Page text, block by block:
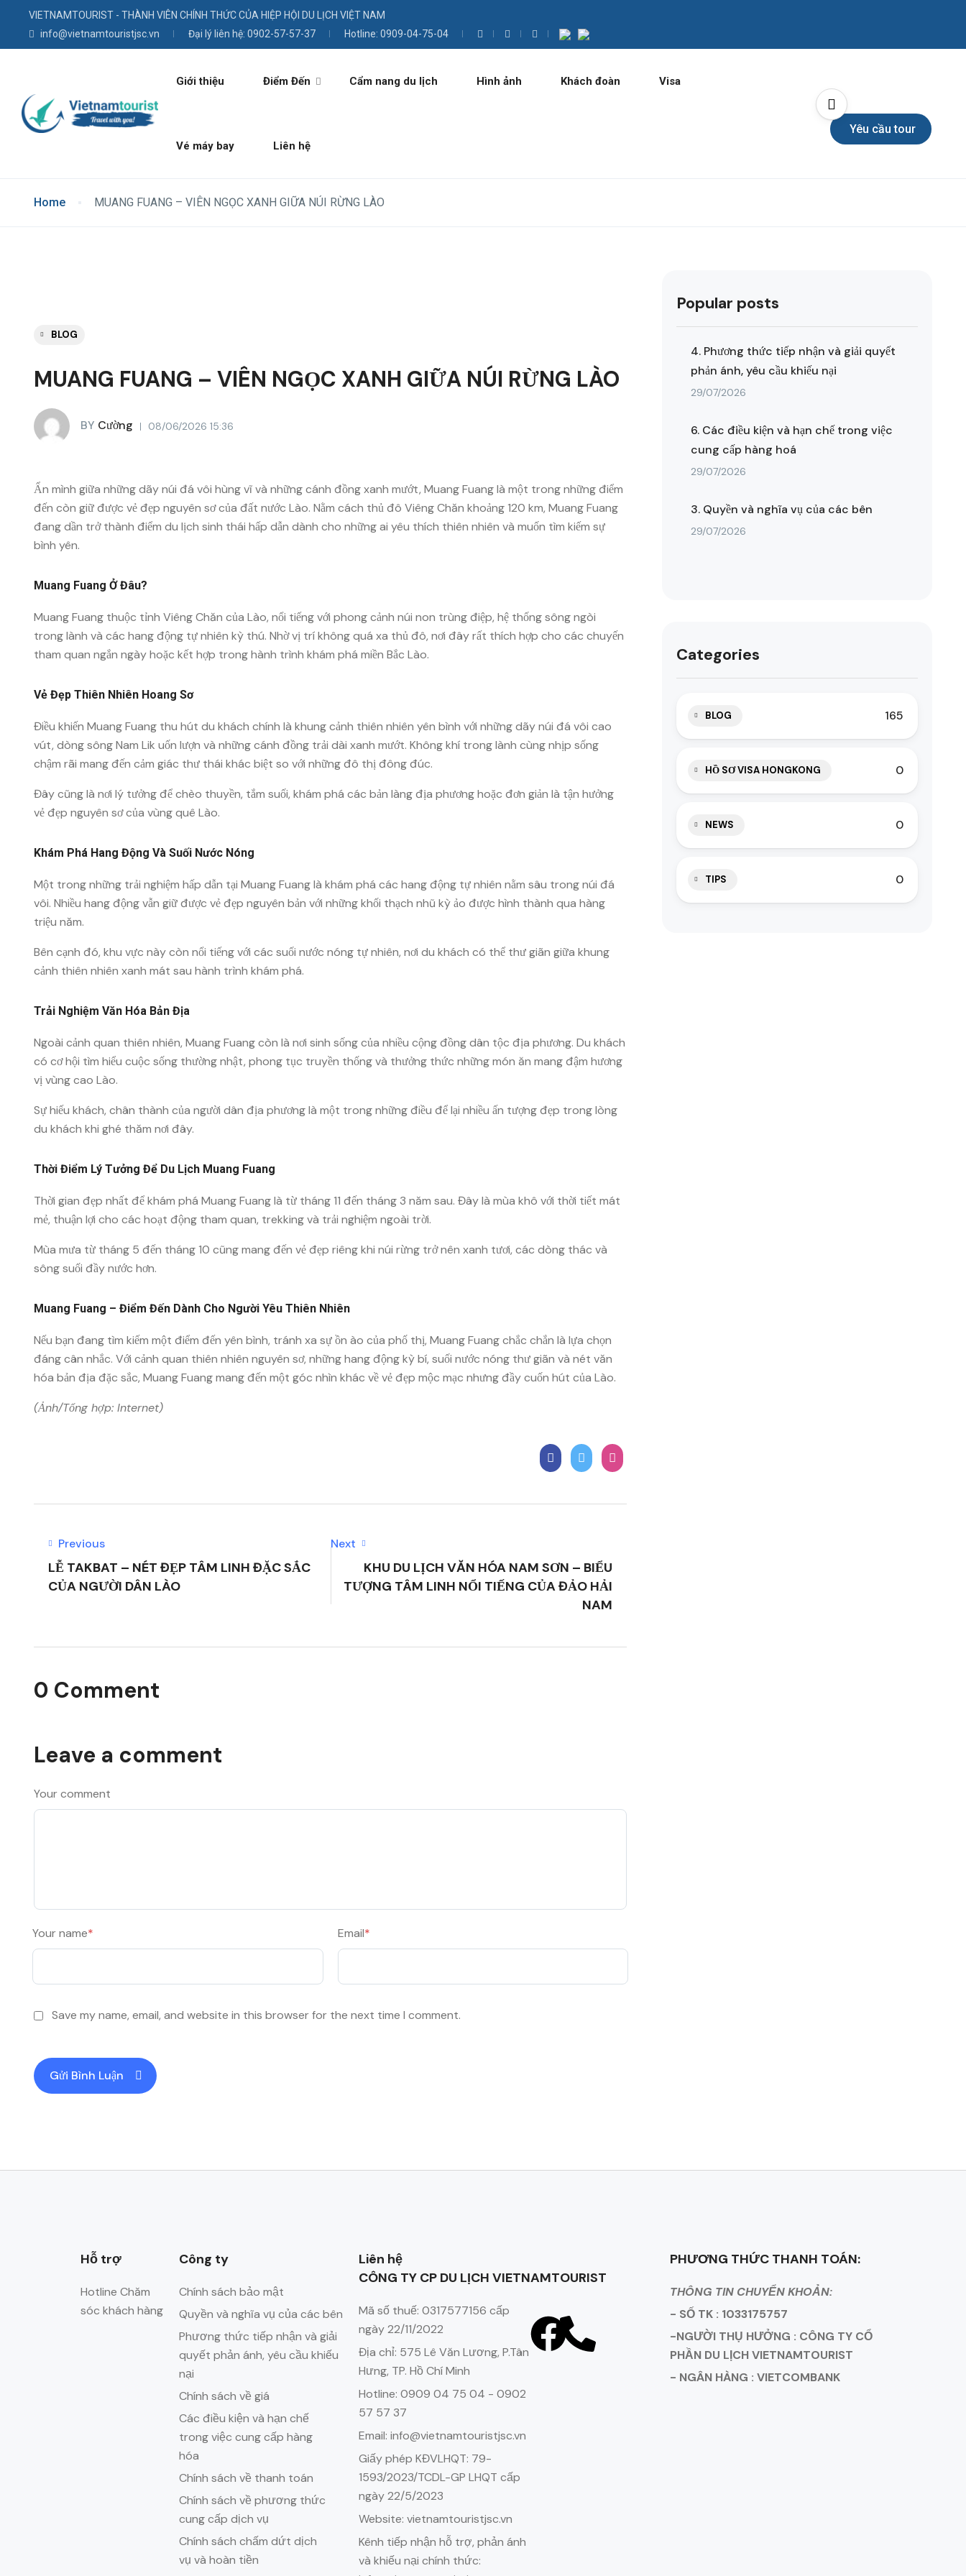
VIETNAMTOURIST - THÀNH VIÊN CHÍNH THỨC CỦA HIỆP HỘI DU LỊCH VIỆT NAM
info@vietnamtouristjsc.vn
Đại lý liên hệ: 0902-57-57-37 Hotline: 0909-04-75-04
Giới thiệu Điểm Đến Cẩm nang du lịch Hình ảnh Khách đoàn Visa
Vé máy bay Liên hệ
Yêu cầu tour
Home MUANG FUANG – VIÊN NGỌC XANH GIỮA NÚI RỪNG LÀO
BLOG
MUANG FUANG – VIÊN NGỌC XANH GIỮA NÚI RỪNG LÀO
BY Cường 08/06/2026 15:36
Ẩn mình giữa những dãy núi đá vôi hùng vĩ và những cánh đồng xanh mướt, Muang Fuanglà một trong những điểm
đến còn giữ được vẻ đẹp nguyên sơ của đất nước Lào. Nằm cách thủ đô Viêng Chăn khoảng 120 km, Muang Fuang
đang dần trở thành điểm du lịch sinh thái hấp dẫn dành cho những ai yêu thích thiên nhiên và muốn tìm kiếm sự
bình yên.
Muang Fuang Ở Đâu?
Muang Fuang thuộc tỉnh Viêng Chăn của Lào, nổi tiếng với phong cảnh núi non trùng điệp, hệ thống sông ngòi
trong lành và các hang động tự nhiên kỳ thú. Nhờ vị trí không quá xa thủ đô, nơi đây rất thích hợp cho các chuyến
tham quan ngắn ngày hoặc kết hợp trong hành trình khám phá miền Bắc Lào.
Vẻ Đẹp Thiên Nhiên Hoang Sơ
Điều khiến Muang Fuang thu hút du khách chính là khung cảnh thiên nhiên yên bình với những dãy núi đá vôi cao
vút, dòng sông Nam Lik uốn lượn và những cánh đồng trải dài xanh mướt. Không khí trong lành cùng nhịp sống
chậm rãi mang đến cảm giác thư thái khác biệt so với những đô thị đông đúc.
Đây cũng là nơi lý tưởng để chèo thuyền, tắm suối, khám phá các bản làng địa phương hoặc đơn giản là tận hưởng
vẻ đẹp nguyên sơ của vùng quê Lào.
Khám Phá Hang Động Và Suối Nước Nóng
Một trong những trải nghiệm hấp dẫn tại Muang Fuang là khám phá các hang động tự nhiên nằm sâu trong núi đá
vôi. Nhiều hang động vẫn giữ được vẻ đẹp nguyên bản với những khối thạch nhũ kỳ ảo được hình thành qua hàng
triệu năm.
Bên cạnh đó, khu vực này còn nổi tiếng với các suối nước nóng tự nhiên, nơi du khách có thể thư giãn giữa khung
cảnh thiên nhiên xanh mát sau hành trình khám phá.
Trải Nghiệm Văn Hóa Bản Địa
Ngoài cảnh quan thiên nhiên, Muang Fuang còn là nơi sinh sống của nhiều cộng đồng dân tộc địa phương. Du khách
có cơ hội tìm hiểu cuộc sống thường nhật, phong tục truyền thống và thưởng thức những món ăn mang đậm hương
vị vùng cao Lào.
Sự hiếu khách, chân thành của người dân địa phương là một trong những điều để lại nhiều ấn tượng đẹp trong lòng
du khách khi ghé thăm nơi đây.
Thời Điểm Lý Tưởng Để Du Lịch Muang Fuang
Thời gian đẹp nhất để khám phá Muang Fuang là từ tháng 11 đến tháng 3 năm sau. Đây là mùa khô với thời tiết mát
mẻ, thuận lợi cho các hoạt động tham quan, trekking và trải nghiệm ngoài trời.
Mùa mưa từ tháng 5 đến tháng 10 cũng mang đến vẻ đẹp riêng khi núi rừng trở nên xanh tươi, các dòng thác và
sông suối đầy nước hơn.
Muang Fuang – Điểm Đến Dành Cho Người Yêu Thiên Nhiên
Nếu bạn đang tìm kiếm một điểm đến yên bình, tránh xa sự ồn ào của phố thị, Muang Fuangchắc chắn là lựa chọn
đáng cân nhắc. Với cảnh quan thiên nhiên nguyên sơ, những hang động kỳ bí, suối nước nóng thư giãn và nét văn
hóa bản địa đặc sắc, Muang Fuang mang đến một góc nhìn khác về vẻ đẹp mộc mạc nhưng đầy cuốn hút của Lào.
(Ảnh/Tổng hợp: Internet)
Previous
LỄ TAKBAT – NÉT ĐẸP TÂM LINH ĐẶC SẮC
CỦA NGƯỜI DÂN LÀO
Next
KHU DU LỊCH VĂN HÓA NAM SƠN – BIỂU
TƯỢNG TÂM LINH NỔI TIẾNG CỦA ĐẢO HẢI
NAM
0 Comment
Leave a comment
Your comment
Your name* Email*
Save my name, email, and website in this browser for the next time I comment.
Popular posts
4. Phương thức tiếp nhận và giải quyết
phản ánh, yêu cầu khiếu nại
29/07/2026
6. Các điều kiện và hạn chế trong việc
cung cấp hàng hoá
29/07/2026
3. Quyền và nghĩa vụ của các bên
29/07/2026
Categories
BLOG 165
HỒ SƠ VISA HONGKONG 0
NEWS 0
TIPS 0
Hỗ trợ
Hotline Chăm
sóc khách hàng
Công ty
Chính sách bảo mật
Quyền và nghĩa vụ của các bên
Phương thức tiếp nhận và giải
quyết phản ánh, yêu cầu khiếu
nại
Chính sách về giá
Các điều kiện và hạn chế
trong việc cung cấp hàng
hóa
Chính sách về thanh toán
Chính sách về phương thức
cung cấp dịch vụ
Chính sách chấm dứt dịch
vụ và hoàn tiền
Liên hệ
CÔNG TY CP DU LỊCH VIETNAMTOURIST
Mã số thuế: 0317577156 cấp
ngày 22/11/2022
Địa chỉ: 575 Lê Văn Lương, P.Tân
Hưng, TP. Hồ Chí Minh
Hotline: 0909 04 75 04 - 0902
57 57 37
Email: info@vietnamtouristjsc.vn
Giấy phép KĐVLHQT: 79-
1593/2023/TCDL-GP LHQT cấp
ngày 22/5/2023
Website: vietnamtouristjsc.vn
Kênh tiếp nhận hỗ trợ, phản ánh
và khiếu nại chính thức:
PHƯƠNG THỨC THANH TOÁN:
THÔNG TIN CHUYỂN KHOẢN:
- SỐ TK : 1033175757
-NGƯỜI THỤ HƯỞNG : CÔNG TY CỔ
PHẦN DU LỊCH VIETNAMTOURIST
- NGÂN HÀNG : VIETCOMBANK